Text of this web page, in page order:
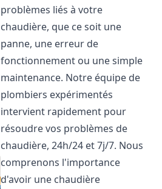
problèmes liés à votre
chaudière, que ce soit une
panne, une erreur de
fonctionnement ou une simple
maintenance. Notre équipe de
plombiers expérimentés
intervient rapidement pour
résoudre vos problèmes de
chaudière, 24h/24 et 7j/7. Nous
comprenons l'importance
d'avoir une chaudière